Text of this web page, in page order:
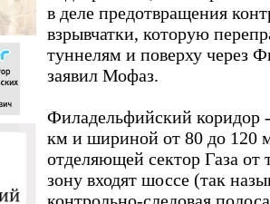
в деле предотвращения
взрывчатки, которую
туннелям и поверху через
заявил Мофаз.
Филадельфийский коридор
км и шириной от 80 до 120
отделяющей сектор Газа от
зону входят шоссе (так